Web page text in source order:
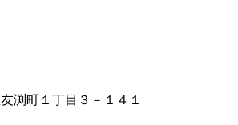
渕町１丁目３－１４１